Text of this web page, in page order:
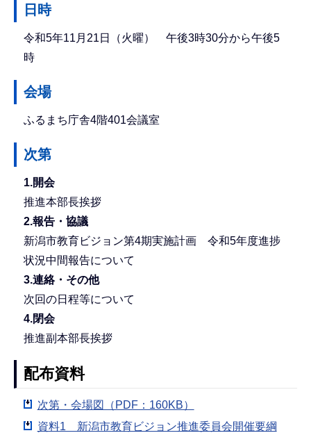
日時
令和5年11月21日（火曜） 午後3時30分から午後5
時
会場
ふるまち庁舎4階401会議室
次第
1.開会
推進本部長挨拶
2.報告・協議
新潟市教育ビジョン第4期実施計画 令和5年度進捗
状況中間報告について
3.連絡・その他
次回の日程等について
4.閉会
推進副本部長挨拶
配布資料
次第・会場図（PDF：160KB）
資料1 新潟市教育ビジョン推進委員会開催要綱